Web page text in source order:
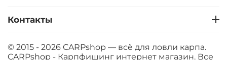
Вкус:
Мандарин
Контакты
© 2015 - 2026 CARPshop — всё для ловли карпа.
CARPshop - Карпфишинг интернет магазин. Все